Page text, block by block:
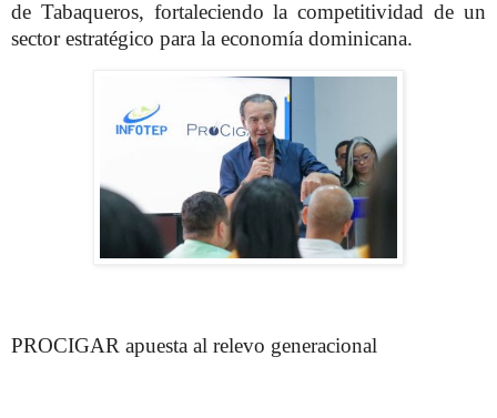
de Tabaqueros, fortaleciendo la competitividad de un
sector estratégico para la economía dominicana.
PROCIGAR apuesta al relevo generacional